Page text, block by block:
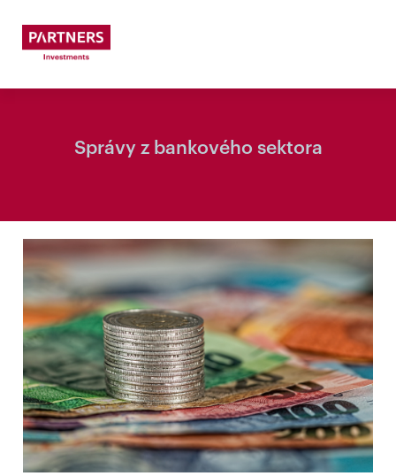
Správy z bankového sektora